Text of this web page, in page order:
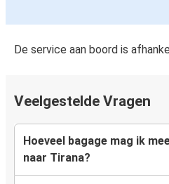
De service aan boord is
Veelgestelde Vragen
Hoeveel bagage mag ik
naar Tirana?